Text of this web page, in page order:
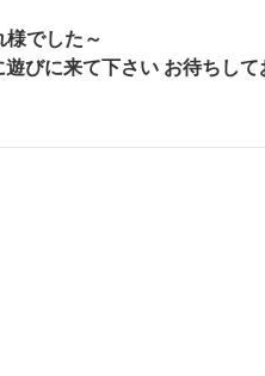
様でした～
びに来て下さい お待ちし